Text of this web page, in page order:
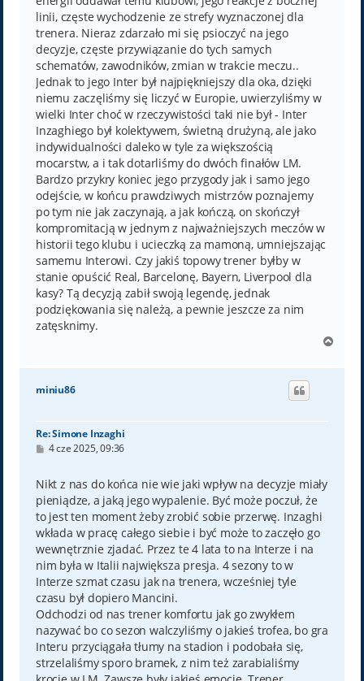
linii, częste wychodzenie ze strefy wyznaczonej dla
trenera. Nieraz zdarzało mi się psioczyć na jego
decyzje, częste przywiązanie do tych samych
schematów, zawodników, zmian w trakcie meczu..
Jednak to jego Inter był najpiękniejszy dla oka, dzięki
niemu zaczęliśmy się liczyć w Europie, uwierzyliśmy w
wielki Inter choć w rzeczywistości taki nie był - Inter
Inzaghiego był kolektywem, świetną drużyną, ale jako
indywidualności daleko w tyle za większością
mocarstw, a i tak dotarliśmy do dwóch finałów LM.
Bardzo przykry koniec jego przygody jak i samo jego
odejście, w końcu prawdziwych mistrzów poznajemy
po tym nie jak zaczynają, a jak kończą, on skończył
kompromitacją w jednym z najważniejszych meczów w
historii tego klubu i ucieczką za mamoną, umniejszając
samemu Interowi. Czy jakiś topowy trener byłby w
stanie opuścić Real, Barcelonę, Bayern, Liverpool dla
kasy? Tą decyzją zabił swoją legendę, jednak
podziękowania się należą, a pewnie jeszcze za nim
zatęsknimy.
g
miniu86
Re: Simone Inzaghi
P
t
4 cze 2025, 09:36
Nikt z nas do końca nie wie jaki wpływ na decyzje miały
pieniądze, a jaką jego wypalenie. Być może poczuł, że
to jest ten moment żeby zrobić sobie przerwę. Inzaghi
wkłada w pracę całego siebie i być może to zaczęło go
wewnętrznie zjadać. Przez te 4 lata to na Interze i na
nim była w Italii największa presja. 4 sezony to w
Interze szmat czasu jak na trenera, wcześniej tyle
czasu był dopiero Mancini.
Odchodzi od nas trener komfortu jak go zwykłem
nazywać bo co sezon walczyliśmy o jakieś trofea, bo gra
Interu przyciągała tłumy na stadion i podobała się,
strzelaliśmy sporo bramek, z nim też zarabialiśmy